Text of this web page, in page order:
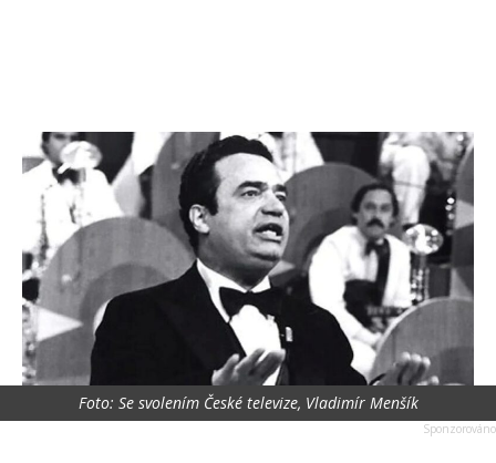
Foto: Se svolením České televize, Vladimír Menšík